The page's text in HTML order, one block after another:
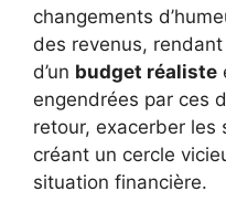
changements
des revenus,
d’un budget réaliste
engendrées par ces
retour, exacerber les
créant un cercle
situation financière.